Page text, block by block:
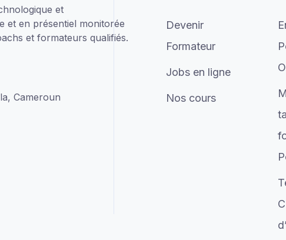
et
et en présentiel monitorée
et formateurs qualifiés.
Cameroun
Devenir
Formateur
Jobs en ligne
Nos cours